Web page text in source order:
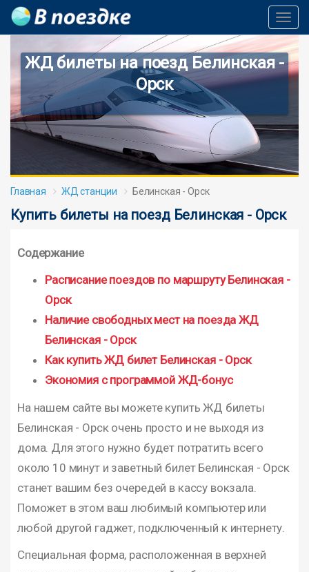
ЖД билеты на поезд Белинская -
Орск
Главная ЖД станции Белинская - Орск
Купить билеты на поезд Белинская - Орск
Содержание
Расписание поездов по маршруту Белинская -
Орск
Наличие свободных мест на поезда ЖД
Белинская - Орск
Как купить ЖД билет Белинская - Орск
Экономия с программой ЖД-бонус
На нашем сайте вы можете купить ЖД билеты
Белинская - Орск очень просто и не выходя из
дома. Для этого нужно будет потратить всего
около 10 минут и заветный билет Белинская - Орск
станет вашим без очередей в кассу вокзала.
Поможет в этом ваш любимый компьютер или
любой другой гаджет, подключенный к интернету.
Специальная форма, расположенная в верхней